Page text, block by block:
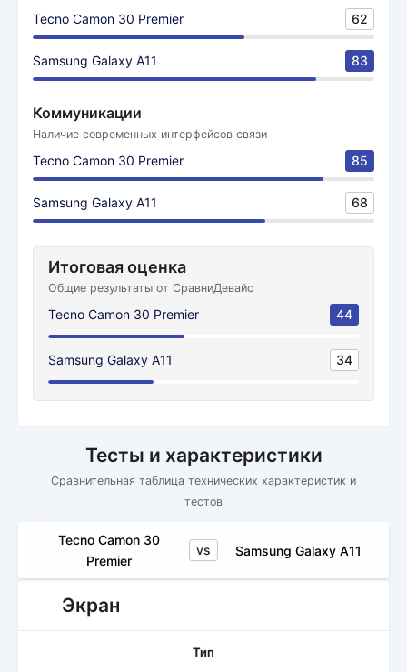
Tecno Camon 30 Premier 62
Samsung Galaxy A11 83
Коммуникации
Наличие современных интерфейсов связи
Tecno Camon 30 Premier 85
Samsung Galaxy A11 68
Итоговая оценка
Общие результаты от СравниДевайс
Tecno Camon 30 Premier 44
Samsung Galaxy A11 34
Тесты и характеристики
Сравнительная таблица технических характеристик и
тестов
Tecno Camon 30
Premier
vs Samsung Galaxy A11
Экран
Тип